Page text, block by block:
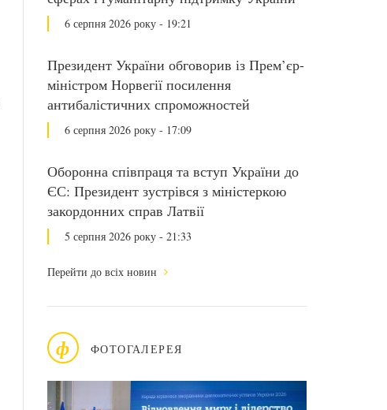
6 серпня 2026 року - 19:21
Президент України обговорив із Прем’єр-
міністром Норвегії посилення
антибалістичних спроможностей
6 серпня 2026 року - 17:09
Оборонна співпраця та вступ України до
ЄС: Президент зустрівся з міністеркою
закордонних справ Латвії
5 серпня 2026 року - 21:33
Перейти до всіх новин
ф ФОТОГАЛЕРЕЯ